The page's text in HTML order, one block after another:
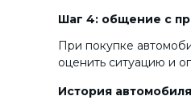
Шаг 4: общение с
При покупке
оценить ситуацию и
История